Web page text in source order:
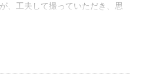
、工夫して撮っていただき、思
、とても嬉しかったです！